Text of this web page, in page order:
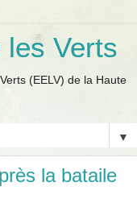
les Verts
(EELV) de la Haute
▼
la bataile